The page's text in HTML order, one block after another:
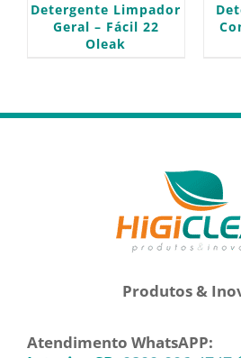
Detergente Limpador
Geral – Fácil 22
Oleak
Produtos &
Atendimento WhatsAPP: